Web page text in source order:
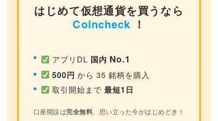
はじめて仮想通貨を買うなら
Coincheck ！
アプリDL 国内 No.1
500円 から 35 銘柄を購入
取引開始まで最短1日
口座開設は完全無料。思い立った今がはじめどき！